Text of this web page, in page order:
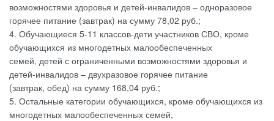
возможностями здоровья и детей-инвалидов – одноразовое
горячее питание (завтрак) на сумму 78,02 руб.;
4. Обучающиеся 5-11 классов-дети участников СВО, кроме
обучающихся из многодетных малообеспеченных
семей, детей с ограниченными возможностями здоровья и
детей-инвалидов – двухразовое горячее питание
(завтрак, обед) на сумму 168,04 руб.;
5. Остальные категории обучающихся, кроме обучающихся из
многодетных малообеспеченных семей,